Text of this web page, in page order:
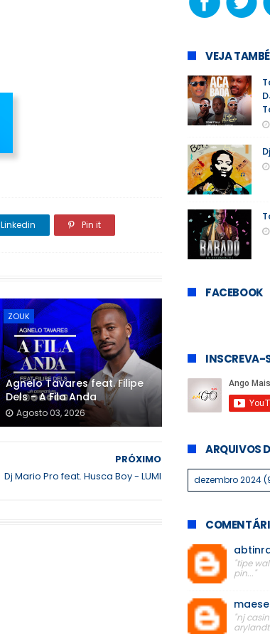
Linkedin Pin it
ZOUK
Agnelo Tavares feat. Filipe
Dels - A Fila Anda
Agosto 03, 2026
PRÓXIMO
Dj Mario Pro feat. Husca Boy - LUMI
VEJA
FACEBOOK
INSCREVA-
ARQUIVOS
"tipe
pin..."
"nj